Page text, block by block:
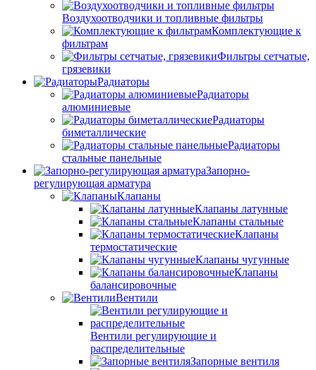
Воздухоотводчики и топливные фильтры
Комплектующие к
фильтрам
Фильтры сетчатые,
грязевики
Радиаторы
Радиаторы
алюминиевые
Радиаторы
биметаллические
Радиаторы
стальные панельные
Запорно-
регулирующая арматура
Клапаны
Клапаны латунные
Клапаны стальные
Клапаны
термостатические
Клапаны чугунные
Клапаны
балансировочные
Вентили
Вентили регулирующие и
распределительные
Запорные вентиля